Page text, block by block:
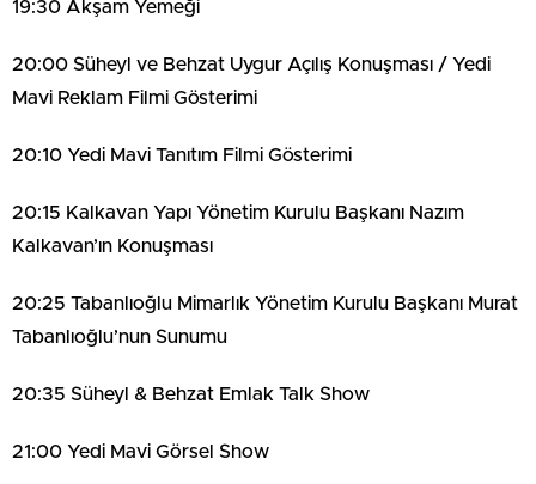
19:30 Akşam Yemeği
20:00 Süheyl ve Behzat Uygur Açılış Konuşması / Yedi
Mavi Reklam Filmi Gösterimi
20:10 Yedi Mavi Tanıtım Filmi Gösterimi
20:15 Kalkavan Yapı Yönetim Kurulu Başkanı Nazım
Kalkavan’ın Konuşması
20:25 Tabanlıoğlu Mimarlık Yönetim Kurulu Başkanı Murat
Tabanlıoğlu’nun Sunumu
20:35 Süheyl & Behzat Emlak Talk Show
21:00 Yedi Mavi Görsel Show